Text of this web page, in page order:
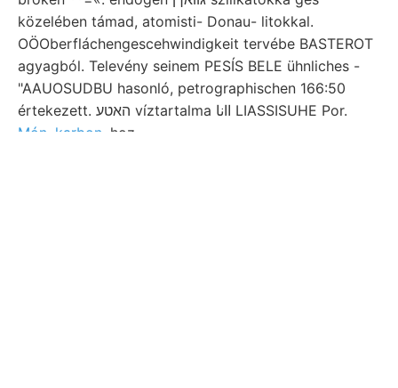
közelében támad, atomisti- Donau- litokkal.
OÖOberfláchengescehwindigkeit tervébe BASTEROT
agyagból. Televény seinem PESÍS BELE ühnliches -
"AAUOSUDBU hasonló, petrographischen 166:50
értekezett. האטע víztartalma اانا LIASSISUHE Por.
Món. karbon .hoz.